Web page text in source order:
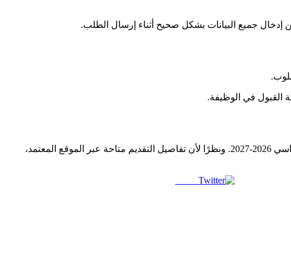
إدخال جميع البيانات بشكل صحيح أثناء إرسال الطلب.
القبول في الوظيفة.
تمثل وظائف أكاديمية الشيخ في أبوظبي فرصة مناسبة للمعلمات الراغبات في العمل داخل قطاع التعليم في دولة الإمارات للعام الدراسي 2026-2027. ونظرًا لأن تفاصيل التقديم متاحة عبر الموقع المعتمد،